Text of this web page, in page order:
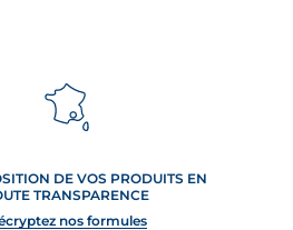
DE VOS PRODUITS EN
TRANSPARENCE
nos formules